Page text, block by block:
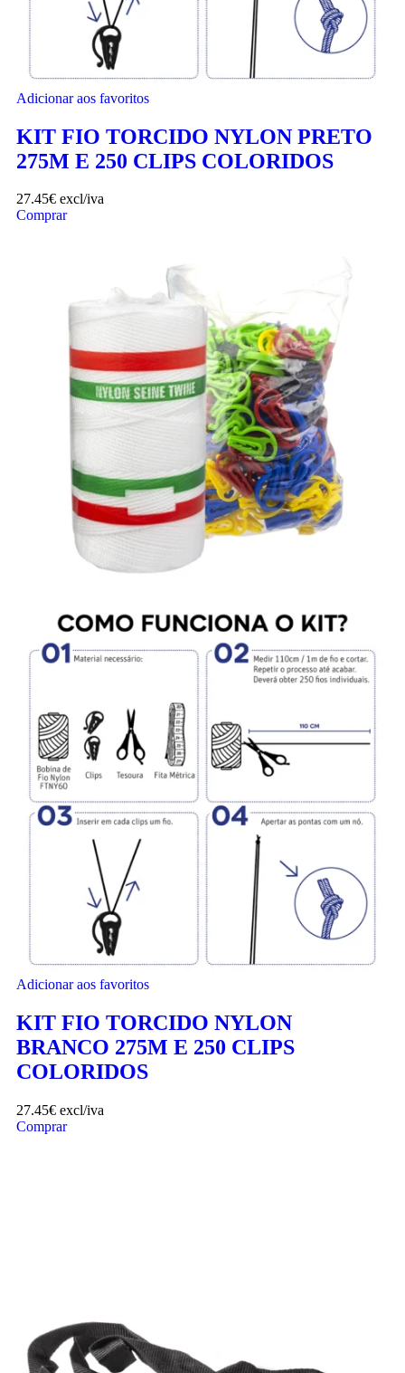
Adicionar aos favoritos
KIT FIO TORCIDO NYLON PRETO
275M E 250 CLIPS COLORIDOS
27.45€ excl/iva
Comprar
Adicionar aos favoritos
KIT FIO TORCIDO NYLON
BRANCO 275M E 250 CLIPS
COLORIDOS
27.45€ excl/iva
Comprar